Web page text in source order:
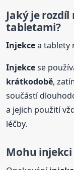
Jaký je
tabletami?
Injekcea tablety
Injekcese
krátkodobě,
součástí
a jejich použití
léčby.
Mohu